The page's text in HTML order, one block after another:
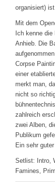
organisiert)
Mit dem
Ich kenne
Anhieb. Die
Corpse
einer
merkt man,
nicht so
zahlreich
zwei Alben,
Publikum
Ein sehr
Setlist: Intro,
Famines,